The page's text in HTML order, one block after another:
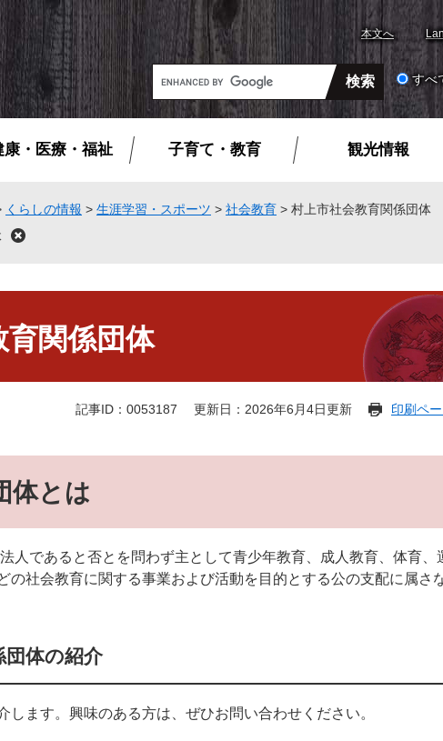
本文へ
G
o
o
カ
検
すべ
康・医療・福祉 子育て・教育 観光情報
くらしの情報 > 生涯学習・スポーツ > 社会教育 > 村上市社会教育関係団体
閉
関係団体
記事ID：0053187 更新日：2026年6月4日更新 印刷ペ
体とは
人であると否とを問わず主として青少年教育、成人教育、体育、
の社会教育に関する事業および活動を目的とする公の支配に属さ
団体の紹介
します。興味のある方は、ぜひお問い合わせください。